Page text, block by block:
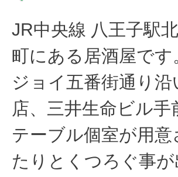
JR中央線 八王子駅
町にある居酒屋です
ジョイ五番街通り
店、三井生命ビル
テーブル個室が用
たりとくつろぐ事